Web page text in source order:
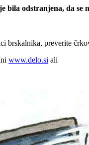
bila odstranjena, da
brskalnika, preverite
www.delo.si ali